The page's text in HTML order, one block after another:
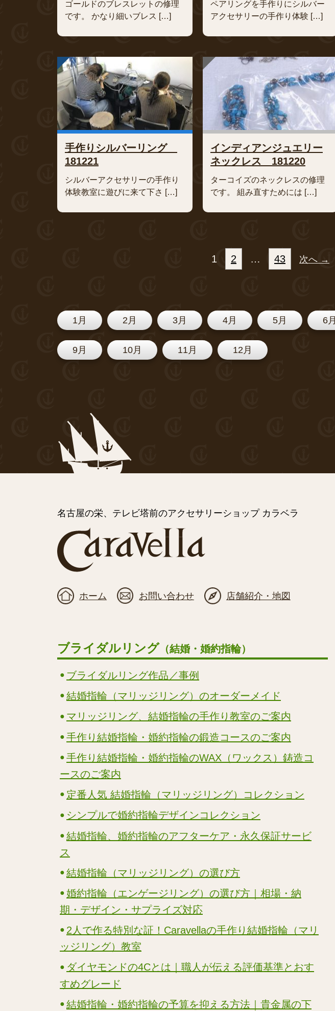
ゴールドのブレスレットの修理
です。 かなり細いブレス […]
ペアリングを手作りにシルバー
アクセサリーの手作り体験 […]
手作りシルバーリング
181221
シルバーアクセサリーの手作り
体験教室に遊びに来て下さ […]
インディアンジュエリー
ネックレス 181220
ターコイズのネックレスの修理
です。 組み直すためには […]
1 2 … 43 次へ →
1月 2月 3月 4月 5月 6月
9月 10月 11月 12月
名古屋の栄、テレビ塔前のアクセサリーショップ カラベラ
ホーム お問い合わせ 店舗紹介・地図
ブライダルリング （結婚・婚約指輪）
ブライダルリング作品／事例
結婚指輪（マリッジリング）のオーダーメイド
マリッジリング、結婚指輪の手作り教室のご案内
手作り結婚指輪・婚約指輪の鍛造コースのご案内
手作り結婚指輪・婚約指輪のWAX（ワックス）鋳造コ
ースのご案内
定番人気 結婚指輪（マリッジリング）コレクション
シンプルで婚約指輪デザインコレクション
結婚指輪、婚約指輪のアフターケア・永久保証サービ
ス
結婚指輪（マリッジリング）の選び方
婚約指輪（エンゲージリング）の選び方｜相場・納
期・デザイン・サプライズ対応
2人で作る特別な証！Caravellaの手作り結婚指輪（マリ
ッジリング）教室
ダイヤモンドの4Cとは｜職人が伝える評価基準とおす
すめグレード
結婚指輪・婚約指輪の予算を抑える方法｜貴金属の下